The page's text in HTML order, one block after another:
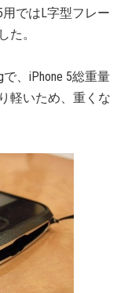
ではL字型フレー
た。
、iPhone 5総重量
軽いため、重くな